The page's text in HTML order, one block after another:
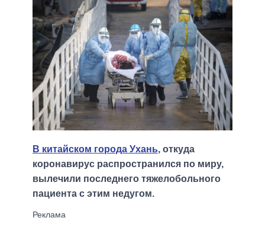
В китайском города Ухань, откуда
коронавирус распространился по миру,
вылечили последнего тяжелобольного
пациента с этим недугом.